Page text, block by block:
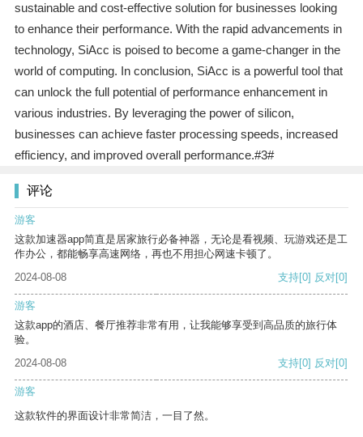
sustainable and cost-effective solution for businesses looking
to enhance their performance. With the rapid advancements in
technology, SiAcc is poised to become a game-changer in the
world of computing. In conclusion, SiAcc is a powerful tool that
can unlock the full potential of performance enhancement in
various industries. By leveraging the power of silicon,
businesses can achieve faster processing speeds, increased
efficiency, and improved overall performance.#3#
评论
游客
这款加速器app简直是居家旅行必备神器，无论是看视频、玩游戏还是工
作办公，都能畅享高速网络，再也不用担心网速卡顿了。
2024-08-08
支持[0] 反对[0]
游客
这款app的酒店、餐厅推荐非常有用，让我能够享受到高品质的旅行体
验。
2024-08-08
支持[0] 反对[0]
游客
这款软件的界面设计非常简洁，一目了然。